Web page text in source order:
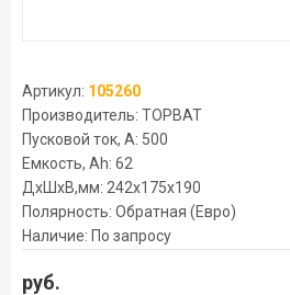
Артикул: 105260
Производитель: TOPBAT
Пусковой ток, А: 500
Емкость, Ah: 62
ДхШхВ,мм: 242x175x190
Полярность: Обратная (Евро)
Наличие: По запросу
руб.